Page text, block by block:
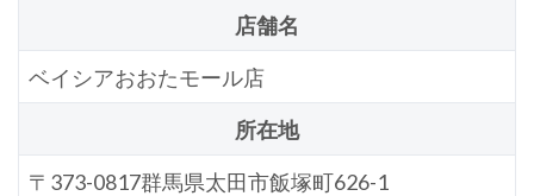
店舗名
ベイシアおおたモール店
所在地
〒373-0817群馬県太田市飯塚町626-1